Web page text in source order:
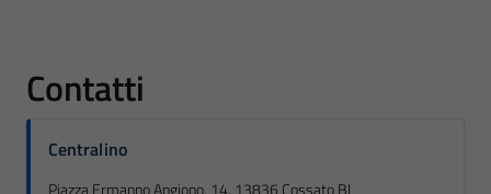
Contatti
Centralino